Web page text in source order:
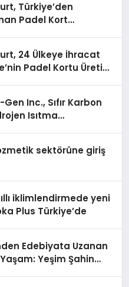
Türkiye’den
Padel Kort
24 Ülkeye İhracat
Padel Kortu Üretim
Inc., Sıfır Karbon
Isıtma
sektörüne giriş
iklimlendirmede yeni
Plus Türkiye’de
Edebiyata Uzanan
Yeşim Şahin